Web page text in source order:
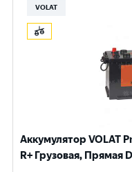
VOLAT
Аккумулятор VOLAT
R+ Грузовая, Прямая